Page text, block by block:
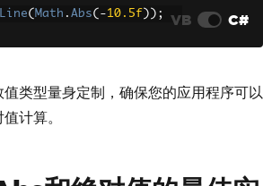
( Math . Abs(-10.5f )); VB C#
类型量身定制，确保您的应用程序可以
计算。